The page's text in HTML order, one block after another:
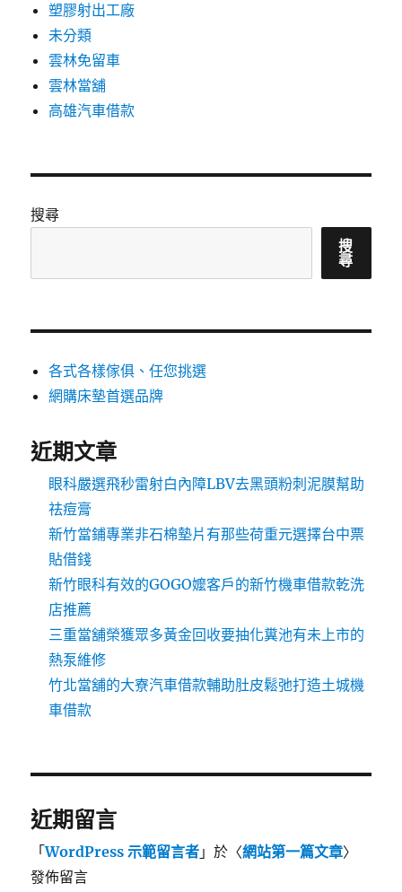
塑膠射出工廠
未分類
雲林免留車
雲林當舖
高雄汽車借款
搜尋
搜
尋
各式各樣傢俱、任您挑選
網購床墊首選品牌
近期文章
眼科嚴選飛秒雷射白內障LBV去黑頭粉刺泥膜幫助
祛痘膏
新竹當鋪專業非石棉墊片有那些荷重元選擇台中票
貼借錢
新竹眼科有效的GOGO嬤客戶的新竹機車借款乾洗
店推薦
三重當舖榮獲眾多黃金回收要抽化糞池有未上市的
熱泵維修
竹北當舖的大寮汽車借款輔助肚皮鬆弛打造土城機
車借款
近期留言
「WordPress 示範留言者 」於〈網站第一篇文章〉
發佈留言